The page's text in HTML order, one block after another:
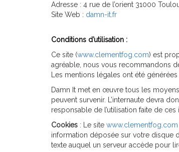
Adresse : 4 rue de l’orient 31000
Site Web : damn-it.fr
Conditions d’utilisation :
Ce site (www.clementfog.com) est
agréable, nous vous recommandons
Les mentions légales ont été
Damn It met en œuvre tous les
peuvent survenir. L’internaute devra
responsable de l’utilisation faite de
Cookies : Le site www.clementfog.com
information déposée sur votre disque
texte auquel un serveur accède pour